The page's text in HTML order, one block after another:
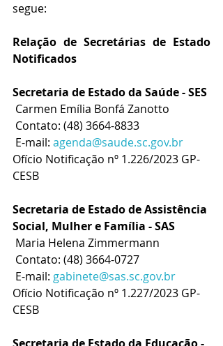
segue:
Relação de Secretárias de Estado
Notificados
Secretaria de Estado da Saúde - SES
Carmen Emília Bonfá Zanotto
Contato: (48) 3664-8833
E-mail: agenda@saude.sc.gov.br
Ofício Notificação nº 1.226/2023 GP-
CESB
Secretaria de Estado de Assistência
Social, Mulher e Família - SAS
Maria Helena Zimmermann
Contato: (48) 3664-0727
E-mail: gabinete@sas.sc.gov.br
Ofício Notificação nº 1.227/2023 GP-
CESB